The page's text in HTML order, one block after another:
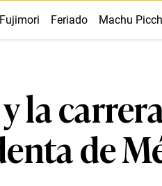
Feriado Machu
la
de